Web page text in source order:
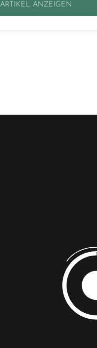
ARTIKEL ANZEIGEN